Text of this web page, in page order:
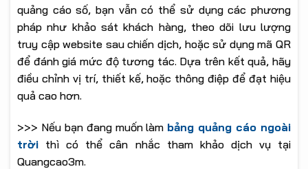
quảng cáo số, bạn vẫn có thể sử dụng các phương
pháp như khảo sát khách hàng, theo dõi lưu lượng
truy cập website sau chiến dịch, hoặc sử dụng mã QR
để đánh giá mức độ tương tác. Dựa trên kết quả, hãy
điều chỉnh vị trí, thiết kế, hoặc thông điệp để đạt hiệu
quả cao hơn.
>>> Nếu bạn đang muốn làm bảng quảng cáo ngoài
trời thì có thể cân nhắc tham khảo dịch vụ tại
Quangcao3m.